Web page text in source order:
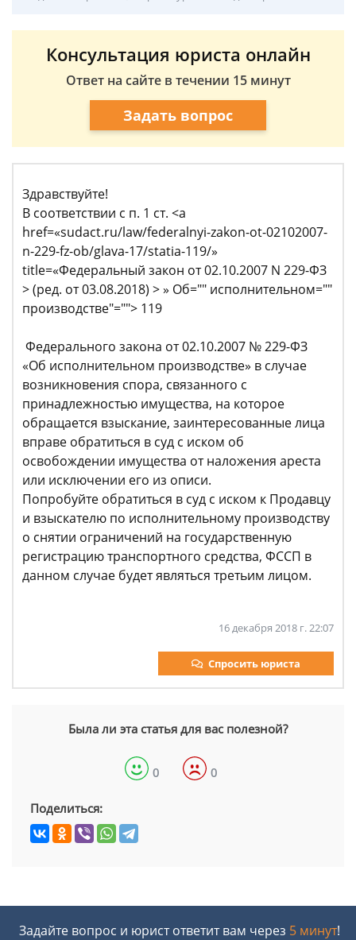
Консультация юриста онлайн
Ответ на сайте в течении 15 минут
Задать вопрос
Здравствуйте!
В соответствии с п. 1 ст. <a
href=«sudact.ru/law/federalnyi-zakon-ot-02102007-
n-229-fz-ob/glava-17/statia-119/»
title=«Федеральный закон от 02.10.2007 N 229-ФЗ
> (ред. от 03.08.2018) > » Об="" исполнительном=""
производстве"=""> 119
Федерального закона от 02.10.2007 № 229-ФЗ
«Об исполнительном производстве» в случае
возникновения спора, связанного с
принадлежностью имущества, на которое
обращается взыскание, заинтересованные лица
вправе обратиться в суд с иском об
освобождении имущества от наложения ареста
или исключении его из описи.
Попробуйте обратиться в суд с иском к Продавцу
и взыскателю по исполнительному производству
о снятии ограничений на государственную
регистрацию транспортного средства, ФССП в
данном случае будет являться третьим лицом.
16 декабря 2018 г. 22:07
Спросить юриста
Была ли эта статья для вас полезной?
0 0
Поделиться:
Задайте вопрос и юрист ответит вам через 5 минут!